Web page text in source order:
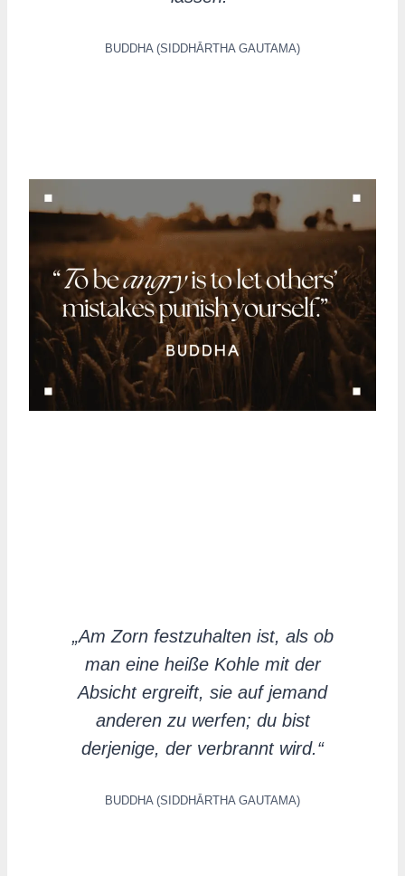
BUDDHA (SIDDHĀRTHA GAUTAMA)
„Am Zorn festzuhalten ist, als ob
man eine heiße Kohle mit der
Absicht ergreift, sie auf jemand
anderen zu werfen; du bist
derjenige, der verbrannt wird.“
BUDDHA (SIDDHĀRTHA GAUTAMA)